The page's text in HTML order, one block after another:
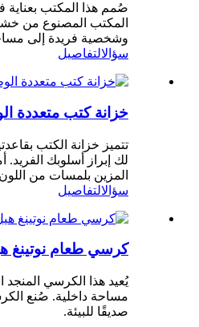
صُمم هذا المكتب
المكتب المصنوع من خشب
وشخصية فريدة إلى مساحة
سؤالالتفاصيل
خزانة كتب متعددة
تتميز خزانة الكتب
لك إبراز أسلوبك
المزين بلمسات من
سؤالالتفاصيل
كرسي طعام نوتينغ
يُعيد هذا الكرسي
مساحة داخلية. صُنع
صديقًا للبيئة.